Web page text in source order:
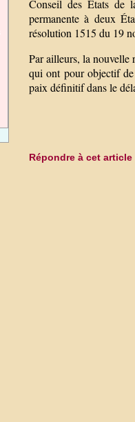
Conseil des États de
permanente à deux
résolution 1515 du 19
Par ailleurs, la nouvelle
qui ont pour objectif
paix définitif dans le
Répondre à cet article